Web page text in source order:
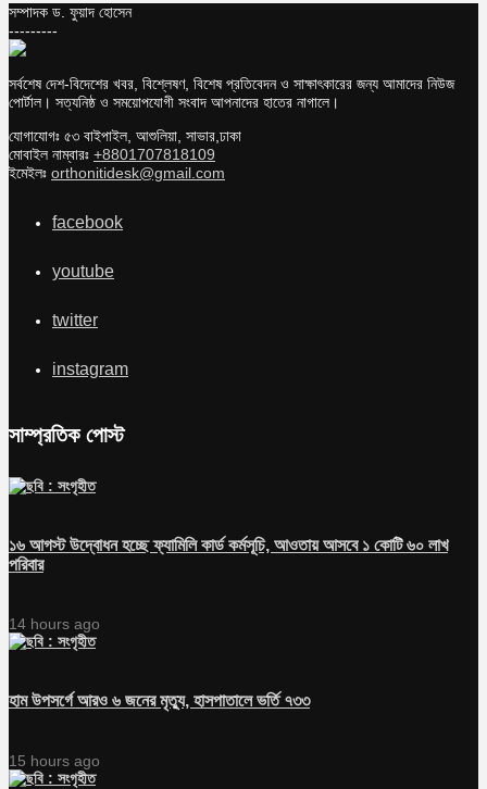
সম্পাদক ড. ফুয়াদ হোসেন
---------
সর্বশেষ দেশ-বিদেশের খবর, বিশ্লেষণ, বিশেষ প্রতিবেদন ও সাক্ষাৎকারের জন্য আমাদের নিউজ
পোর্টাল। সত্যনিষ্ঠ ও সময়োপযোগী সংবাদ আপনাদের হাতের নাগালে।
যোগাযোগঃ ৫৩ বাইপাইল, আশুলিয়া, সাভার,ঢাকা
মোবাইল নাম্বারঃ +8801707818109
ইমেইলঃ orthonitidesk@gmail.com
facebook
youtube
twitter
instagram
সাম্প্রতিক পোস্ট
১৬ আগস্ট উদ্বোধন হচ্ছে ফ্যামিলি কার্ড কর্মসূচি, আওতায় আসবে ১ কোটি ৬০ লাখ
পরিবার
14 hours ago
হাম উপসর্গে আরও ৬ জনের মৃত্যু, হাসপাতালে ভর্তি ৭৩৩
15 hours ago